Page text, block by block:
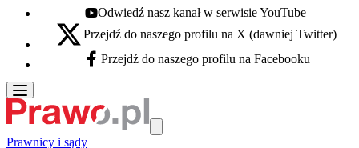
Youtube - otwiera się w nowej karcie
Odwiedź nasz kanał w serwisie YouTube
X - otwiera się w nowej karcie
Przejdź do naszego profilu na X (dawniej Twitter)
Facebook - otwiera się w nowej karcie
Przejdź do naszego profilu na Facebooku
Prawnicy i sądy